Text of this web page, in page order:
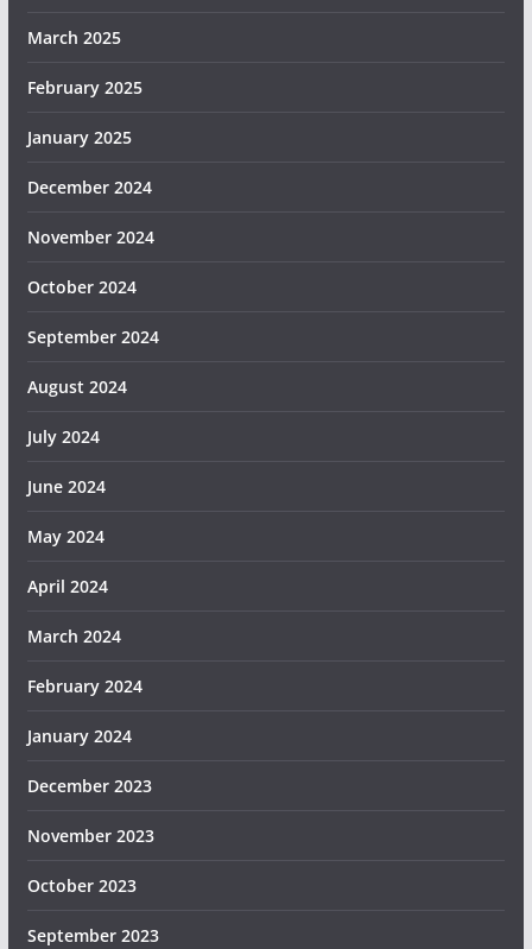
March 2025
February 2025
January 2025
December 2024
November 2024
October 2024
September 2024
August 2024
July 2024
June 2024
May 2024
April 2024
March 2024
February 2024
January 2024
December 2023
November 2023
October 2023
September 2023